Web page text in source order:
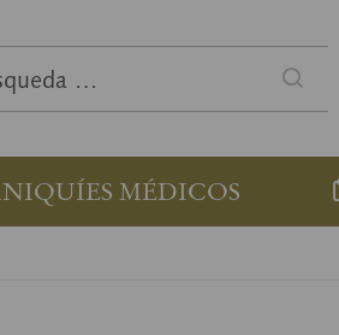
MÉDICOS